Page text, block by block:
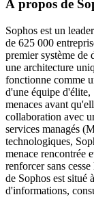
À propos de
Sophos est un
de 625 000
premier système de
une architecture
fonctionne comme
d'une équipe d'élite,
menaces avant
collaboration avec
services managés
technologiques,
menace rencontrée
renforcer sans
de Sophos est
d'informations,